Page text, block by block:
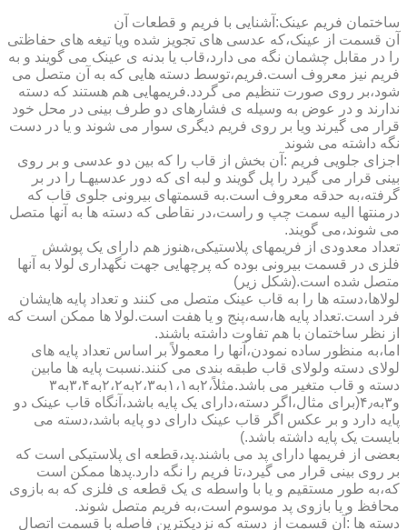
ساختمان فریم عینک:آشنایی با فریم و قطعات آن
آن قسمت از عینک،که عدسی های تجویز شده ویا تیغه های حفاظتی
را در مقابل چشمان نگه می دارد،قاب یا بدنه ی عینک می گویند و به
فریم نیز معروف است.فریم،توسط دسته هایی که به آن متصل می
شود،بر روی صورت تنظیم می گردد.فریمهایی هم هستند که دسته
ندارند و در عوض به وسیله ی فشارهای دو طرف بینی در محل خود
قرار می گیرند ویا بر روی فریم دیگری سوار می شوند و یا در دست
نگه داشته می شوند
اجزای جلویی فریم :آن بخش از قاب را که بین دو عدسی و بر روی
بینی قرار می گیرد را پل گویند و لبه ای که دور عدسیهـا را در بر
گرفته،به حدقه معروف است.به قسمتهای بیرونی جلوی قاب که
درمنتها الیه سمت چپ و راست،در نقاطی که دسته ها به آنها متصل
می شوند،می گویند.
تعداد معدودی از فریمهای پلاستیکی،هنوز هم دارای یک پوشش
فلزی در قسمت بیرونی بوده که پرچهایی جهت نگهداری لولا به آنها
متصل شده است.(شکل زیر)
لولاها،دسته ها را به قاب عینک متصل می کنند و تعداد پایه هایشان
فرد است.تعداد پایه ها،سه،پنج و یا هفت است.لولا ها ممکن است که
از نظر ساختمان با هم تفاوت داشته باشند.
اما،به منظور ساده نمودن،آنها را معمولاً بر اساس تعداد پایه های
لولای دسته ولولای قاب طبقه بندی می کنند.نسبت پایه ها مابین
دسته و قاب متغیر می باشد.مثلاً،۲به۱،۱به۲،۳به۲،۲به۳،۴به۳
و۳به۴٫(برای مثال،اگر دسته،دارای یک پایه باشد،آنگاه قاب عینک دو
پایه دارد و بر عکس اگر قاب عینک دارای دو پایه باشد،دسته می
بایست یک پایه داشته باشد.)
بعضی از فریمها دارای پد می باشند.پد،قطعه ای پلاستیکی است که
بر روی بینی قرار می گیرد،تا فریم را نگه دارد.پدها ممکن است
که،به طور مستقیم و یا با واسطه ی یک قطعه ی فلزی که به بازوی
محافظ و یا بازوی پد موسوم است،به فریم متصل شوند.
دسته ها :آن قسمت از دسته که نزدیکترین فاصله با قسمت اتصال